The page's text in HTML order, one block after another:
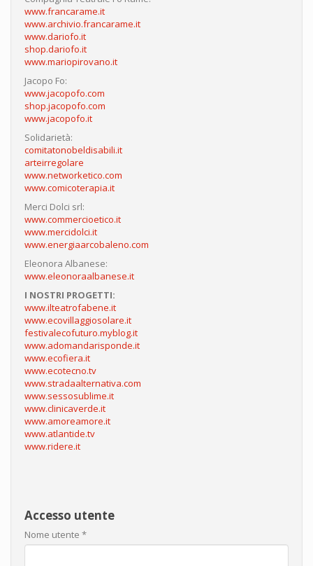
www.francarame.it
www.archivio.francarame.it
www.dariofo.it
shop.dariofo.it
www.mariopirovano.it
Jacopo Fo:
www.jacopofo.com
shop.jacopofo.com
www.jacopofo.it
Solidarietà:
comitatonobeldisabili.it
arteirregolare
www.networketico.com
www.comicoterapia.it
Merci Dolci srl:
www.commercioetico.it
www.mercidolci.it
www.energiaarcobaleno.com
Eleonora Albanese:
www.eleonoraalbanese.it
I NOSTRI PROGETTI:
www.ilteatrofabene.it
www.ecovillaggiosolare.it
festivalecofuturo.myblog.it
www.adomandarisponde.it
www.ecofiera.it
www.ecotecno.tv
www.stradaalternativa.com
www.sessosublime.it
www.clinicaverde.it
www.amoreamore.it
www.atlantide.tv
www.ridere.it
Accesso utente
Nome utente *